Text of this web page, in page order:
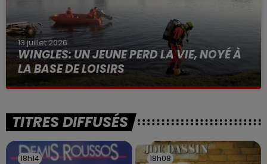
13 juillet 2026
WINGLES: UN JEUNE PERD LA VIE, NOYÉ À
LA BASE DE LOISIRS
La victime a coulé à pic
TITRES DIFFUSÉS
18h14
18h14 18h08
18h08